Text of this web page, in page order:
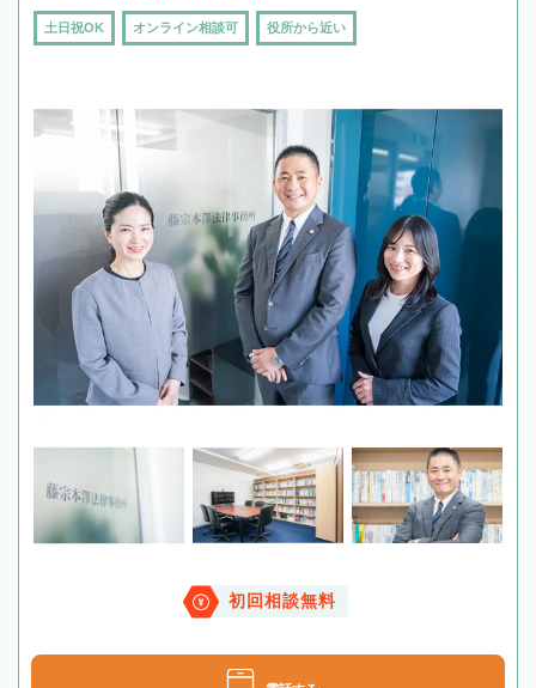
土日祝OK オンライン相談可 役所から近い
初回相談無料